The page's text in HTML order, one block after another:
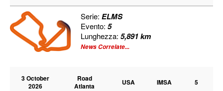
Serie:ELMS
Evento:5
Lunghezza:5,891 km
News Correlate...
3 October
2026
Road
Atlanta
USA IMSA 5